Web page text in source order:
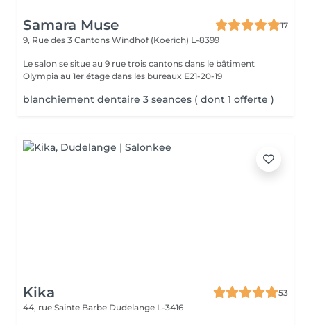
Samara Muse
17
9, Rue des 3 Cantons Windhof (Koerich) L-8399
Le salon se situe au 9 rue trois cantons dans le bâtiment
Olympia au 1er étage dans les bureaux E21-20-19
blanchiement dentaire 3 seances ( dont 1 offerte )
Kika
53
44, rue Sainte Barbe Dudelange L-3416